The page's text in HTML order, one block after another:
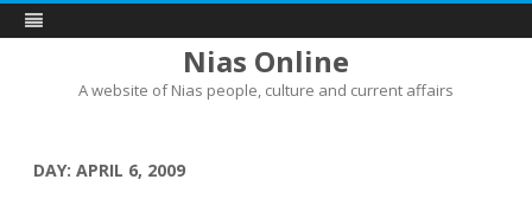
Nias Online
A website of Nias people, culture and current affairs
DAY: APRIL 6, 2009